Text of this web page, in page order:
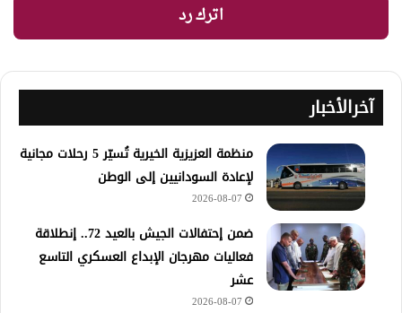
اترك رد
آخرالأخبار
منظمة العزيزية الخيرية تُسيّر 5 رحلات مجانية
لإعادة السودانيين إلى الوطن
2026-08-07
ضمن إحتفالات الجيش بالعيد 72.. إنطلاقة
فعاليات مهرجان الإبداع العسكري التاسع
عشر
2026-08-07